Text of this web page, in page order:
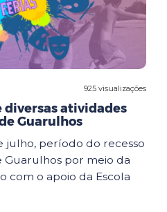
925 visualizações
atividades
Guarulhos
julho, período do recesso
Guarulhos por meio da
com o apoio da Escola